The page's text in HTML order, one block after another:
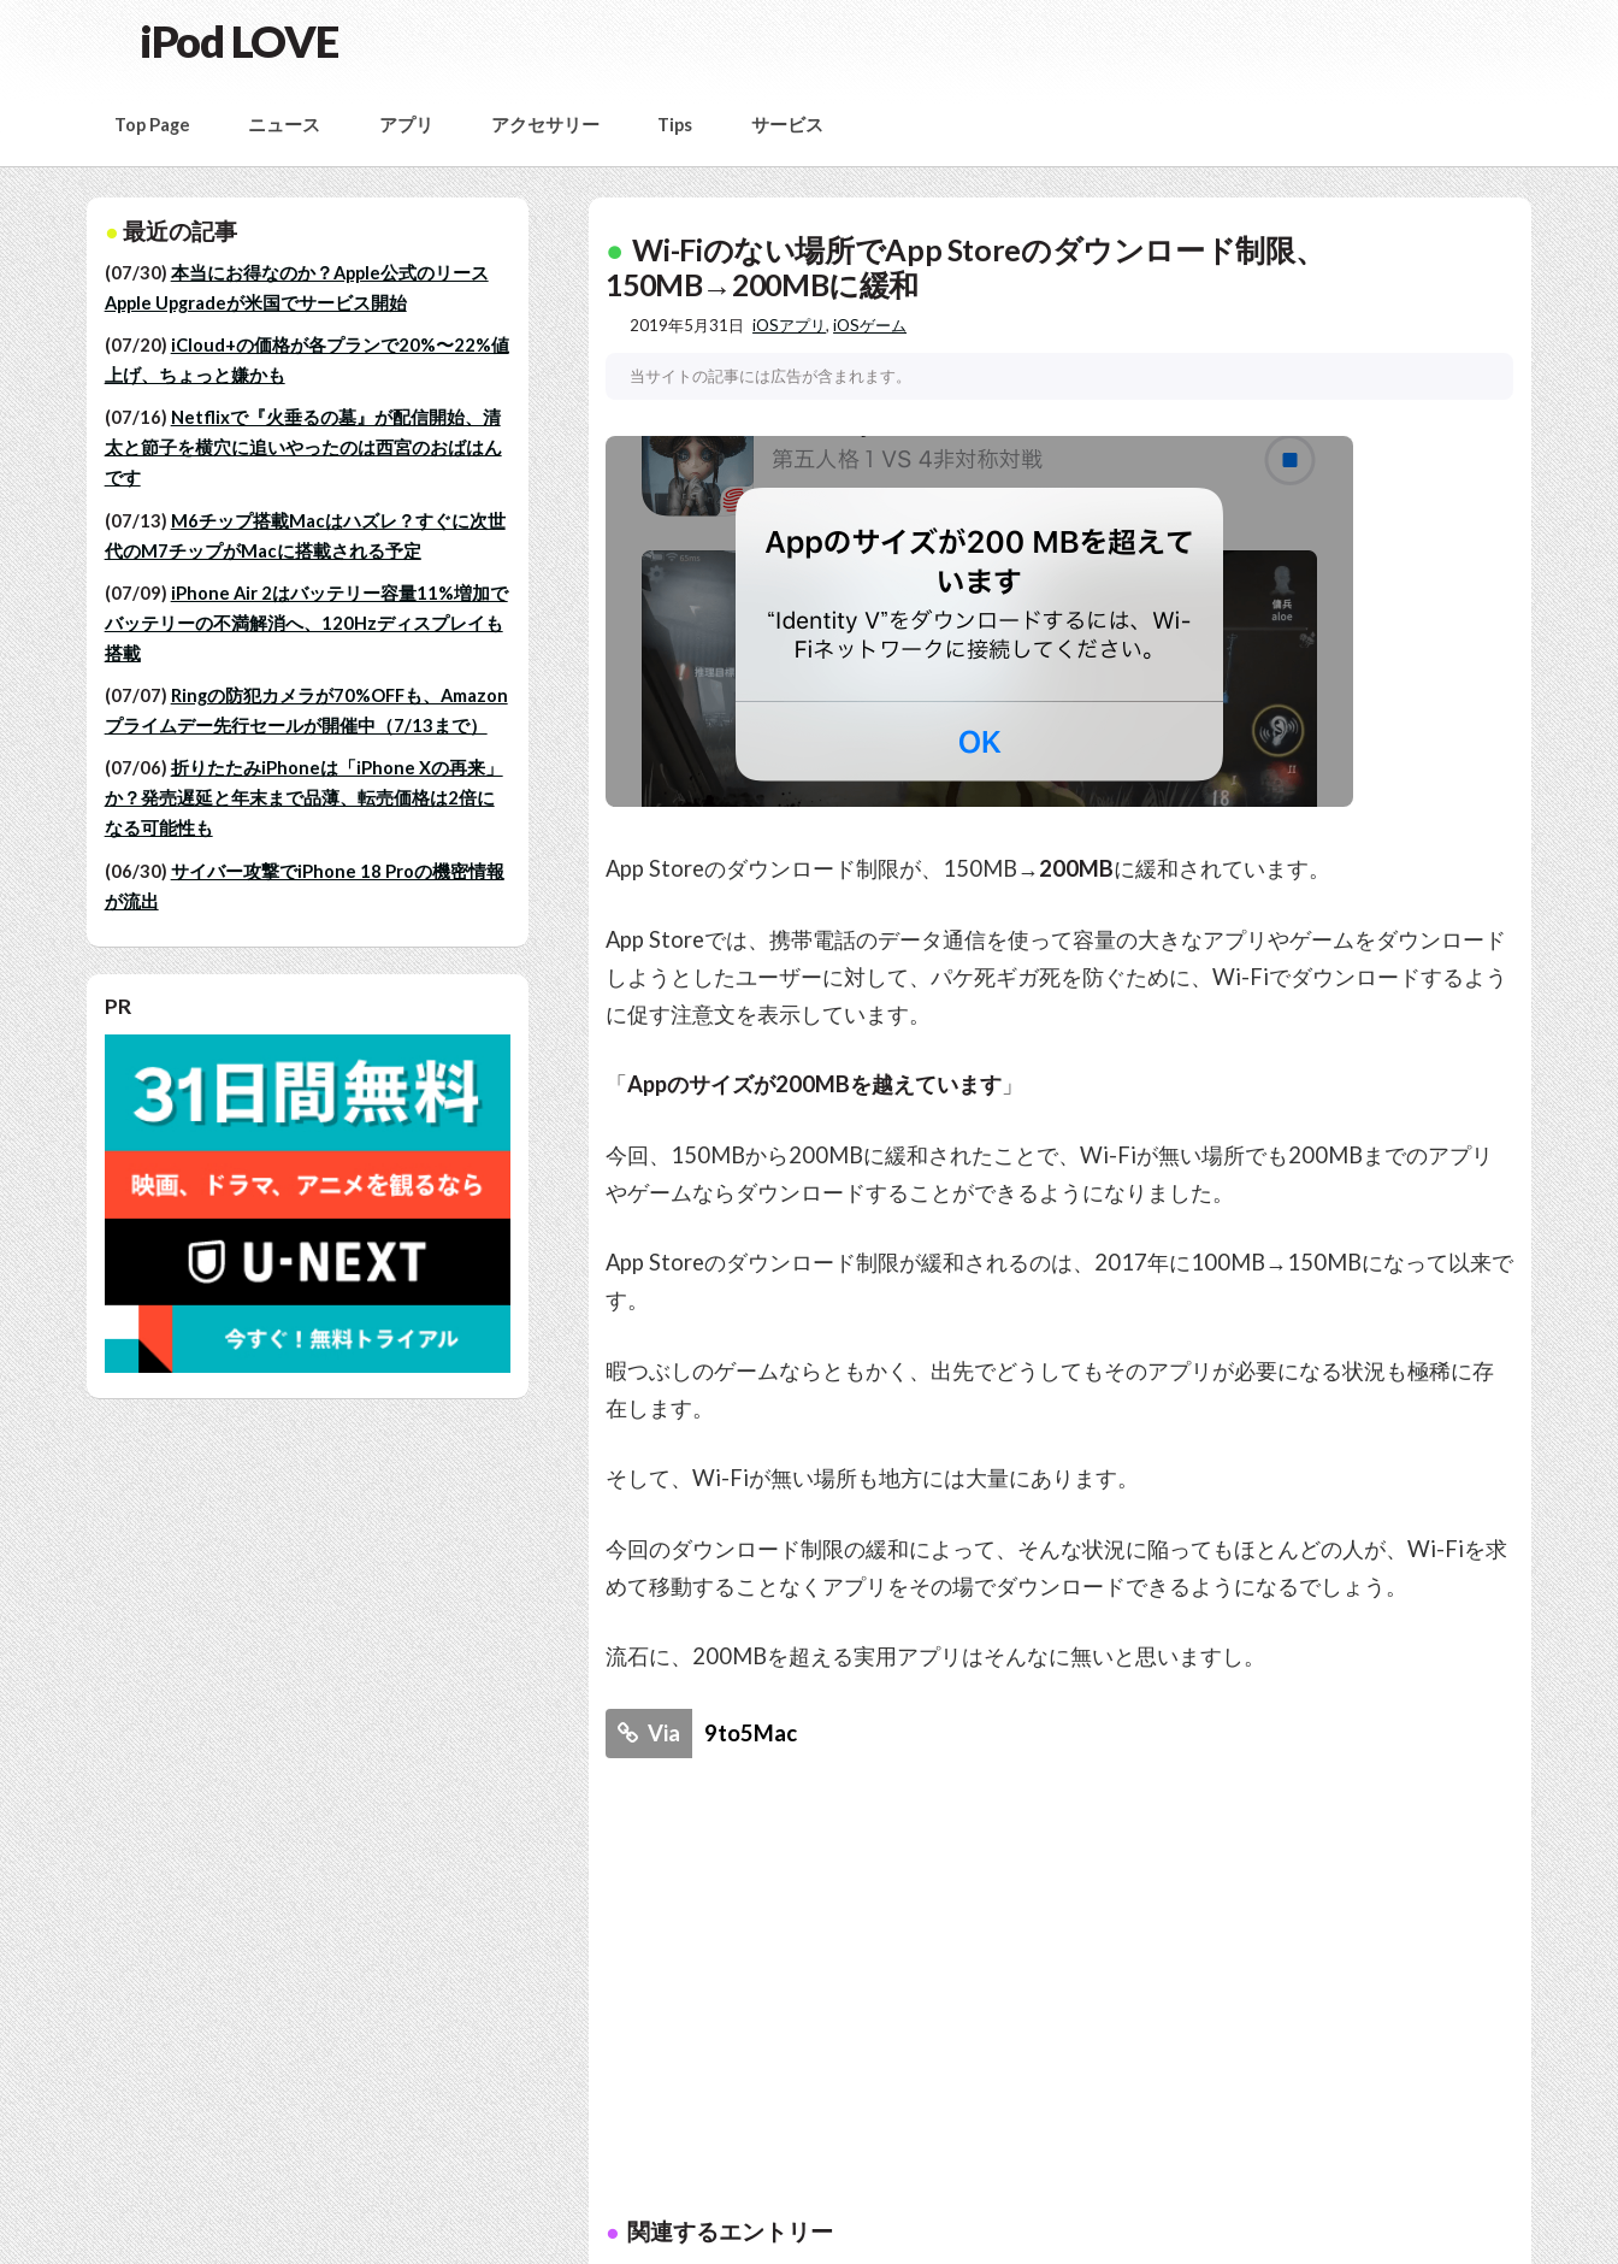
iPod LOVE
Top Page ニュース アプリ アクセサリー Tips サービス
最近の記事
(07/30) 本当にお得なのか？Apple公式のリース
Apple Upgradeが米国でサービス開始
(07/20) iCloud+の価格が各プランで20%〜22%値
上げ、ちょっと嫌かも
(07/16) Netflixで『火垂るの墓』が配信開始、清
太と節子を横穴に追いやったのは西宮のおばはん
です
(07/13) M6チップ搭載Macはハズレ？すぐに次世
代のM7チップがMacに搭載される予定
(07/09) iPhone Air 2はバッテリー容量11%増加で
バッテリーの不満解消へ、120Hzディスプレイも
搭載
(07/07) Ringの防犯カメラが70%OFFも、Amazon
プライムデー先行セールが開催中（7/13まで）
(07/06) 折りたたみiPhoneは「iPhone Xの再来」
か？発売遅延と年末まで品薄、転売価格は2倍に
なる可能性も
(06/30) サイバー攻撃でiPhone 18 Proの機密情報
が流出
PR
Wi-Fiのない場所でApp Storeのダウンロード制限、
150MB→200MBに緩和
2019年5月31日 iOSアプリ,iOSゲーム
当サイトの記事には広告が含まれます。
App Storeのダウンロード制限が、150MB→200MBに緩和されています。
App Storeでは、携帯電話のデータ通信を使って容量の大きなアプリやゲームをダウンロード
しようとしたユーザーに対して、パケ死ギガ死を防ぐために、Wi-Fiでダウンロードするよう
に促す注意文を表示しています。
「Appのサイズが200MBを越えています 」
今回、150MBから200MBに緩和されたことで、Wi-Fiが無い場所でも200MBまでのアプリ
やゲームならダウンロードすることができるようになりました。
App Storeのダウンロード制限が緩和されるのは、2017年に100MB→150MBになって以来で
す。
暇つぶしのゲームならともかく、出先でどうしてもそのアプリが必要になる状況も極稀に存
在します。
そして、Wi-Fiが無い場所も地方には大量にあります。
今回のダウンロード制限の緩和によって、そんな状況に陥ってもほとんどの人が、Wi-Fiを求
めて移動することなくアプリをその場でダウンロードできるようになるでしょう。
流石に、200MBを超える実用アプリはそんなに無いと思いますし。
Via 9to5Mac
関連するエントリー